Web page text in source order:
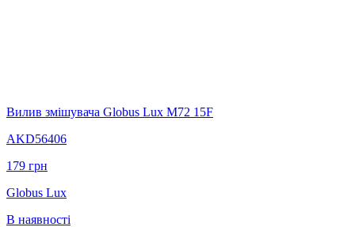
Вилив змішувача Globus Lux M72 15F
AKD56406
179 грн
Globus Lux
В наявності